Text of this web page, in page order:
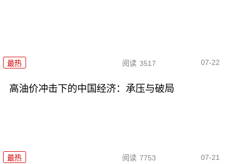
最热 阅读 3517 07-22
高油价冲击下的中国经济：承压与破局
最热 阅读 7753 07-21